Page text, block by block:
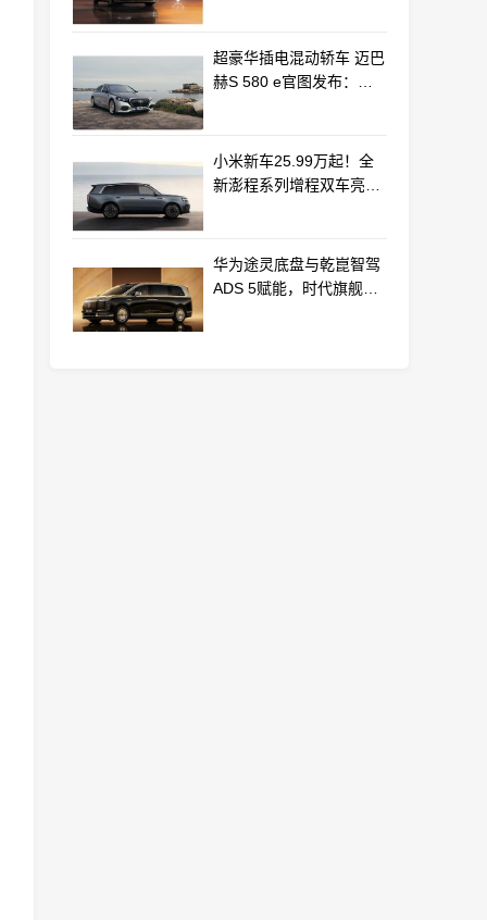
超豪华插电混动轿车 迈巴
赫S 580 e官图发布：老
小米新车25.99万起！全
新澎程系列增程双车亮相
华为途灵底盘与乾崑智驾
ADS 5赋能，时代旗舰